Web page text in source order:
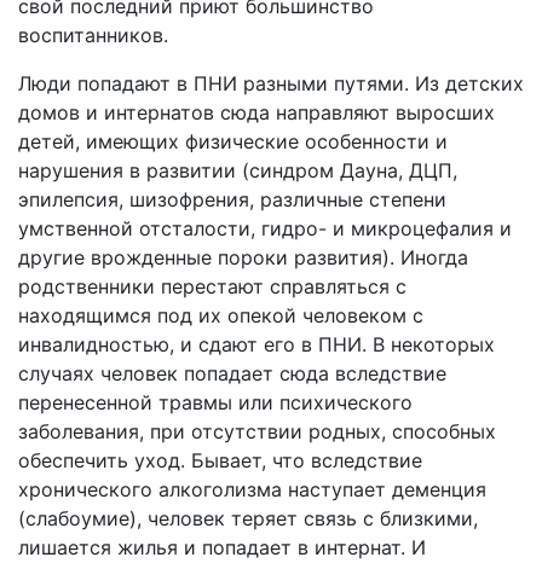
свой последний приют большинство
воспитанников.
Люди попадают в ПНИ разными путями. Из детских
домов и интернатов сюда направляют выросших
детей, имеющих физические особенности и
нарушения в развитии (синдром Дауна, ДЦП,
эпилепсия, шизофрения, различные степени
умственной отсталости, гидро- и микроцефалия и
другие врожденные пороки развития). Иногда
родственники перестают справляться с
находящимся под их опекой человеком с
инвалидностью, и сдают его в ПНИ. В некоторых
случаях человек попадает сюда вследствие
перенесенной травмы или психического
заболевания, при отсутствии родных, способных
обеспечить уход. Бывает, что вследствие
хронического алкоголизма наступает деменция
(слабоумие), человек теряет связь с близкими,
лишается жилья и попадает в интернат. И